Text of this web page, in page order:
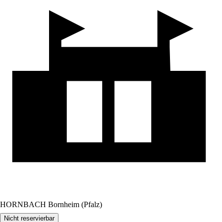
HORNBACH Bornheim (Pfalz)
Nicht reservierbar